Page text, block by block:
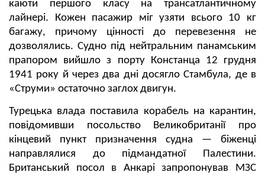
каюти першого класу на трансатлантичному
лайнері. Кожен пасажир міг узяти всього 10 кг
багажу, причому цінності до перевезення не
дозволялись. Судно під нейтральним панамським
прапором вийшло з порту Констанца 12 грудня
1941 року й через два дні досягло Стамбула, де в
«Струми» остаточно заглох двигун.
Турецька влада поставила корабель на карантин,
повідомивши посольство Великобританії про
кінцевий пункт призначення судна — біженці
направлялися до підмандатної Палестини.
Британський посол в Анкарі запропонував МЗС